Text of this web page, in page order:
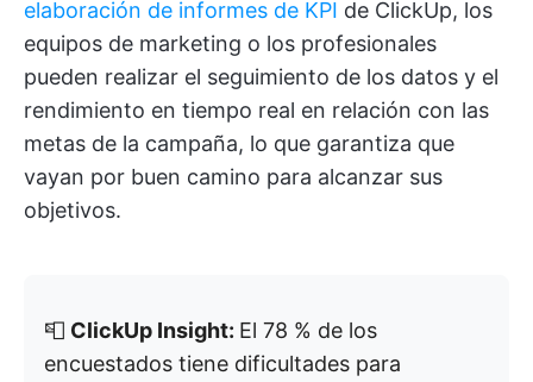
elaboración de informes de KPI de ClickUp, los
equipos de marketing o los profesionales
pueden realizar el seguimiento de los datos y el
rendimiento en tiempo real en relación con las
metas de la campaña, lo que garantiza que
vayan por buen camino para alcanzar sus
objetivos.
📮 ClickUp Insight: El 78 % de los
encuestados tiene dificultades para